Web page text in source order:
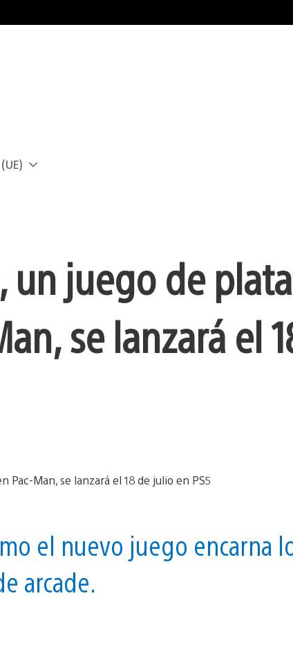
un juego de
se lanzará el
el nuevo juego encarna
arcade.